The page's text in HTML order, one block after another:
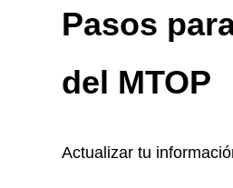
Pasos
del MTOP
Actualizar tu